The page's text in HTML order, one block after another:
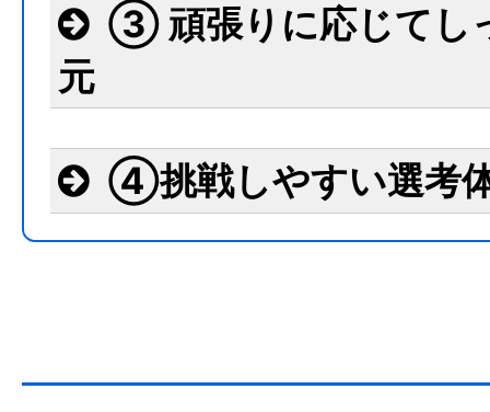
③ 頑張りに応じてし
元
④挑戦しやすい選考